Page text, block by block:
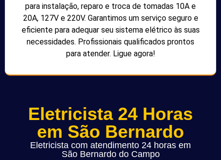
para instalação, reparo e troca de tomadas 10A e
20A, 127V e 220V. Garantimos um serviço seguro e
eficiente para adequar seu sistema elétrico às suas
necessidades. Profissionais qualificados prontos
para atender. Ligue agora!
Eletricista 24 Horas
em São Bernardo
Eletricista com atendimento 24 horas em
São Bernardo do Campo